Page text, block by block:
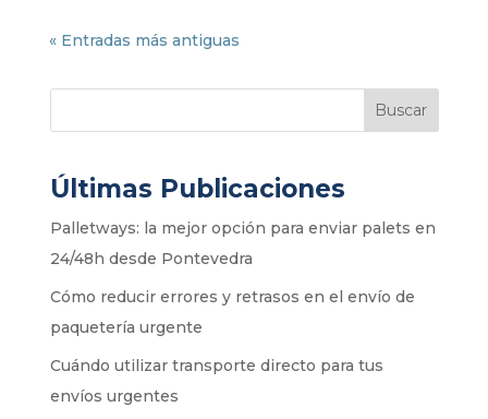
« Entradas más antiguas
Buscar
Últimas Publicaciones
Palletways: la mejor opción para enviar palets en
24/48h desde Pontevedra
Cómo reducir errores y retrasos en el envío de
paquetería urgente
Cuándo utilizar transporte directo para tus
envíos urgentes